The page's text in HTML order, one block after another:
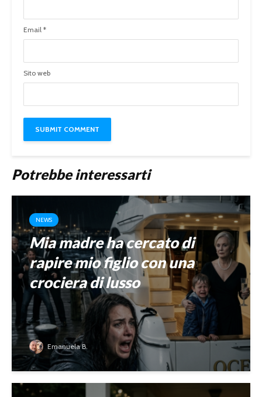
Email *
Sito web
Potrebbe interessarti
NEWS
Mia madre ha cercato di
rapire mio figlio con una
crociera di lusso
Emanuela B.